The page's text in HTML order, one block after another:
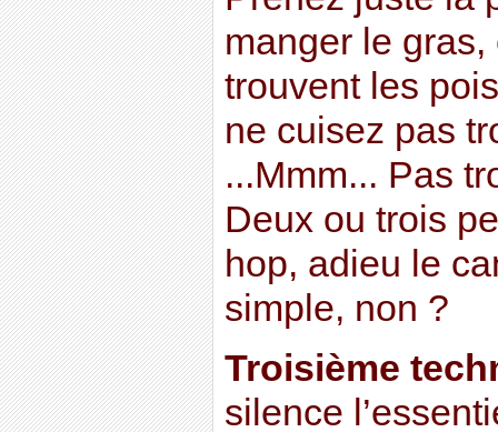
manger le gras,
trouvent les
ne cuisez pas
...Mmm... Pas
Deux ou trois
hop, adieu le
simple, non ?
Troisième
silence